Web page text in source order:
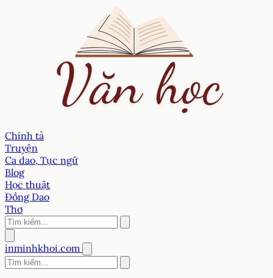
Chính tả
Truyện
Ca dao, Tục ngữ
Blog
Học thuật
Đồng Dao
Thơ
inminhkhoi.com